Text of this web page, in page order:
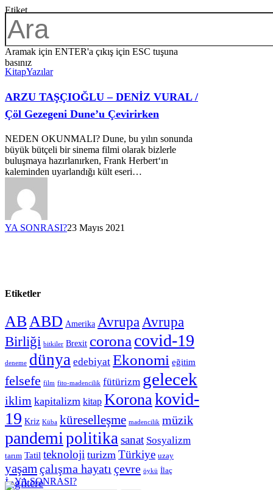
Aramak için ENTER'a çıkış için ESC tuşuna
basınız
Etiket
dune
KitapYazılar
ARZU TAŞÇIOĞLU – DENİZ VURAL /
Çöl Gezegeni Dune’u Çevirirken
NEDEN OKUNMALI? Dune, bu yılın sonunda
büyük bütçeli bir sinema filmi olarak bizlerle
buluşmaya hazırlanırken, Frank Herbert‘ın
kaleminden uyarlandığı kült eseri…
YA SONRASI?23 Mayıs 2021
Etiketler
AB ABD Amerika Avrupa Avrupa
Birliği bitkiler Brexit corona covid-19
deneme dünya edebiyat Ekonomi eğitim
felsefe film fito-madencilik fütürizm gelecek
iklim kapitalizm kitap Korona kovid-
19 Kriz Küba küreselleşme madencilik müzik
pandemi politika sanat Sosyalizm
tarım Tatil teknoloji turizm Türkiye uzay
yaşam çalışma hayatı çevre öykü İlaç
İngiltere